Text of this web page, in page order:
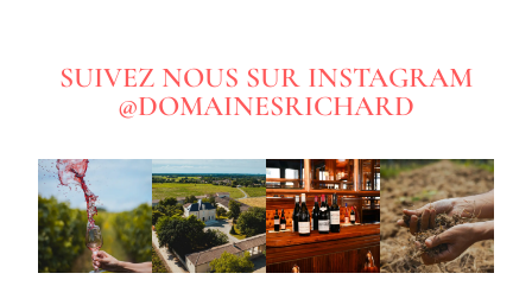
SUIVEZ NOUS SUR INSTAGRAM
@DOMAINESRICHARD